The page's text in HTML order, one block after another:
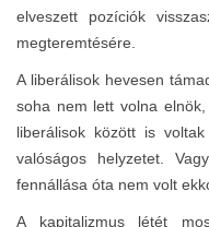
elveszett pozíciók
megteremtésére.
A liberálisok hevesen
soha nem lett volna
liberálisok között is
valóságos helyzetet.
fennállása óta nem volt
A kapitalizmus létét